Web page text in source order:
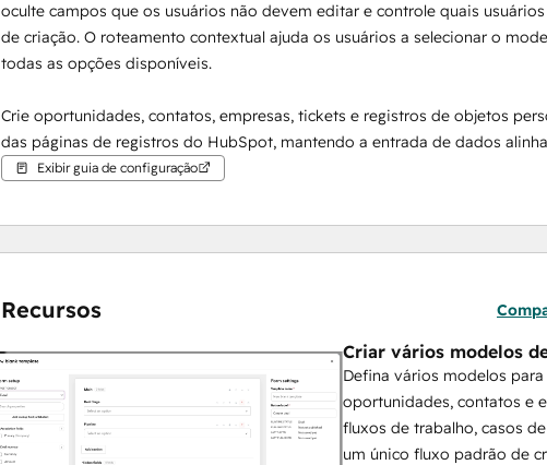
oculte campos que os usuários não devem editar e controle quais
de criação. O roteamento contextual ajuda os usuários a selecionar o
todas as opções disponíveis.
Crie oportunidades, contatos, empresas, tickets e registros de objetos
das páginas de registros do HubSpot, mantendo a entrada de dados
Exibir guia de configuração
Recursos
Criar vários modelos
Defina vários modelos
oportunidades, contatos e
fluxos de trabalho, casos
um único fluxo padrão de